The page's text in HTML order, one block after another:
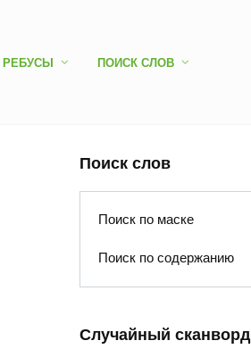
РЕБУСЫ ПОИСК СЛОВ
Поиск слов
Поиск по маске
Поиск по содержанию
Случайный сканворд